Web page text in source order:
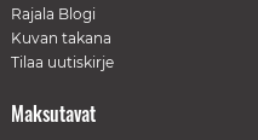
Rajala Blogi
Kuvan takana
Tilaa uutiskirje
Maksutavat